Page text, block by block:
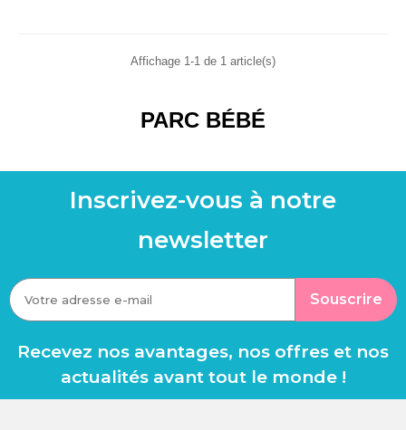
Affichage 1-1 de 1 article(s)
PARC BÉBÉ
Inscrivez-vous à notre
newsletter
Souscrire
Recevez nos avantages, nos offres et nos
actualités avant tout le monde !